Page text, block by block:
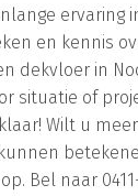
ervaring
en kennis
dekvloer in
situatie of
Wilt u
Bel naar